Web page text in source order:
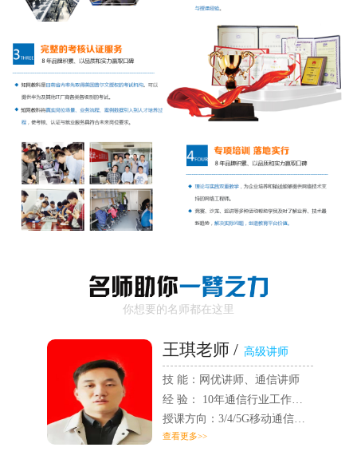
你想要的名师都在这里
王琪老师 / 高级讲师
技 能：网优讲师、通信讲师
授课方向：3/4/5G移动通信、无线网络优化
查看更多>>